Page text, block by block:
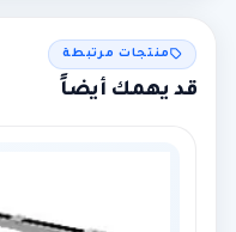
منتجات مرتبطة
قد يهمك أيضاً